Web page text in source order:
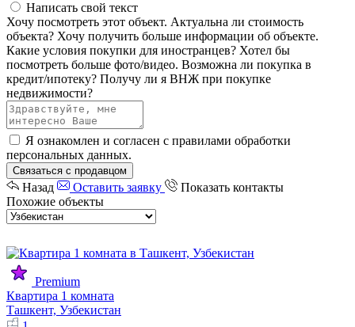
Написать свой текст
Хочу посмотреть этот объект. Актуальна ли стоимость
объекта? Хочу получить больше информации об объекте.
Какие условия покупки для иностранцев? Хотел бы
посмотреть больше фото/видео. Возможна ли покупка в
кредит/ипотеку? Получу ли я ВНЖ при покупке
недвижимости?
Я ознакомлен и согласен с правилами обработки
персональных данных.
Связаться с продавцом
Назад Оставить заявку
Показать контакты
Похожие объекты
Premium
Квартира 1 комната
Ташкент, Узбекистан